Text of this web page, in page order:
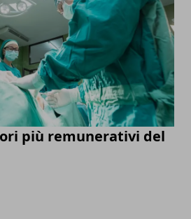
più remunerativi del